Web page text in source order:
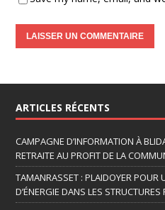
t
e
r
n
a
t
i
ARTICLES RÉCENTS
CAMPAGNE D’INFORMATION À
RETRAITE AU PROFIT DE LA
TAMANRASSET : PLAIDOYER
D’ÉNERGIE DANS LES STRUCTURES